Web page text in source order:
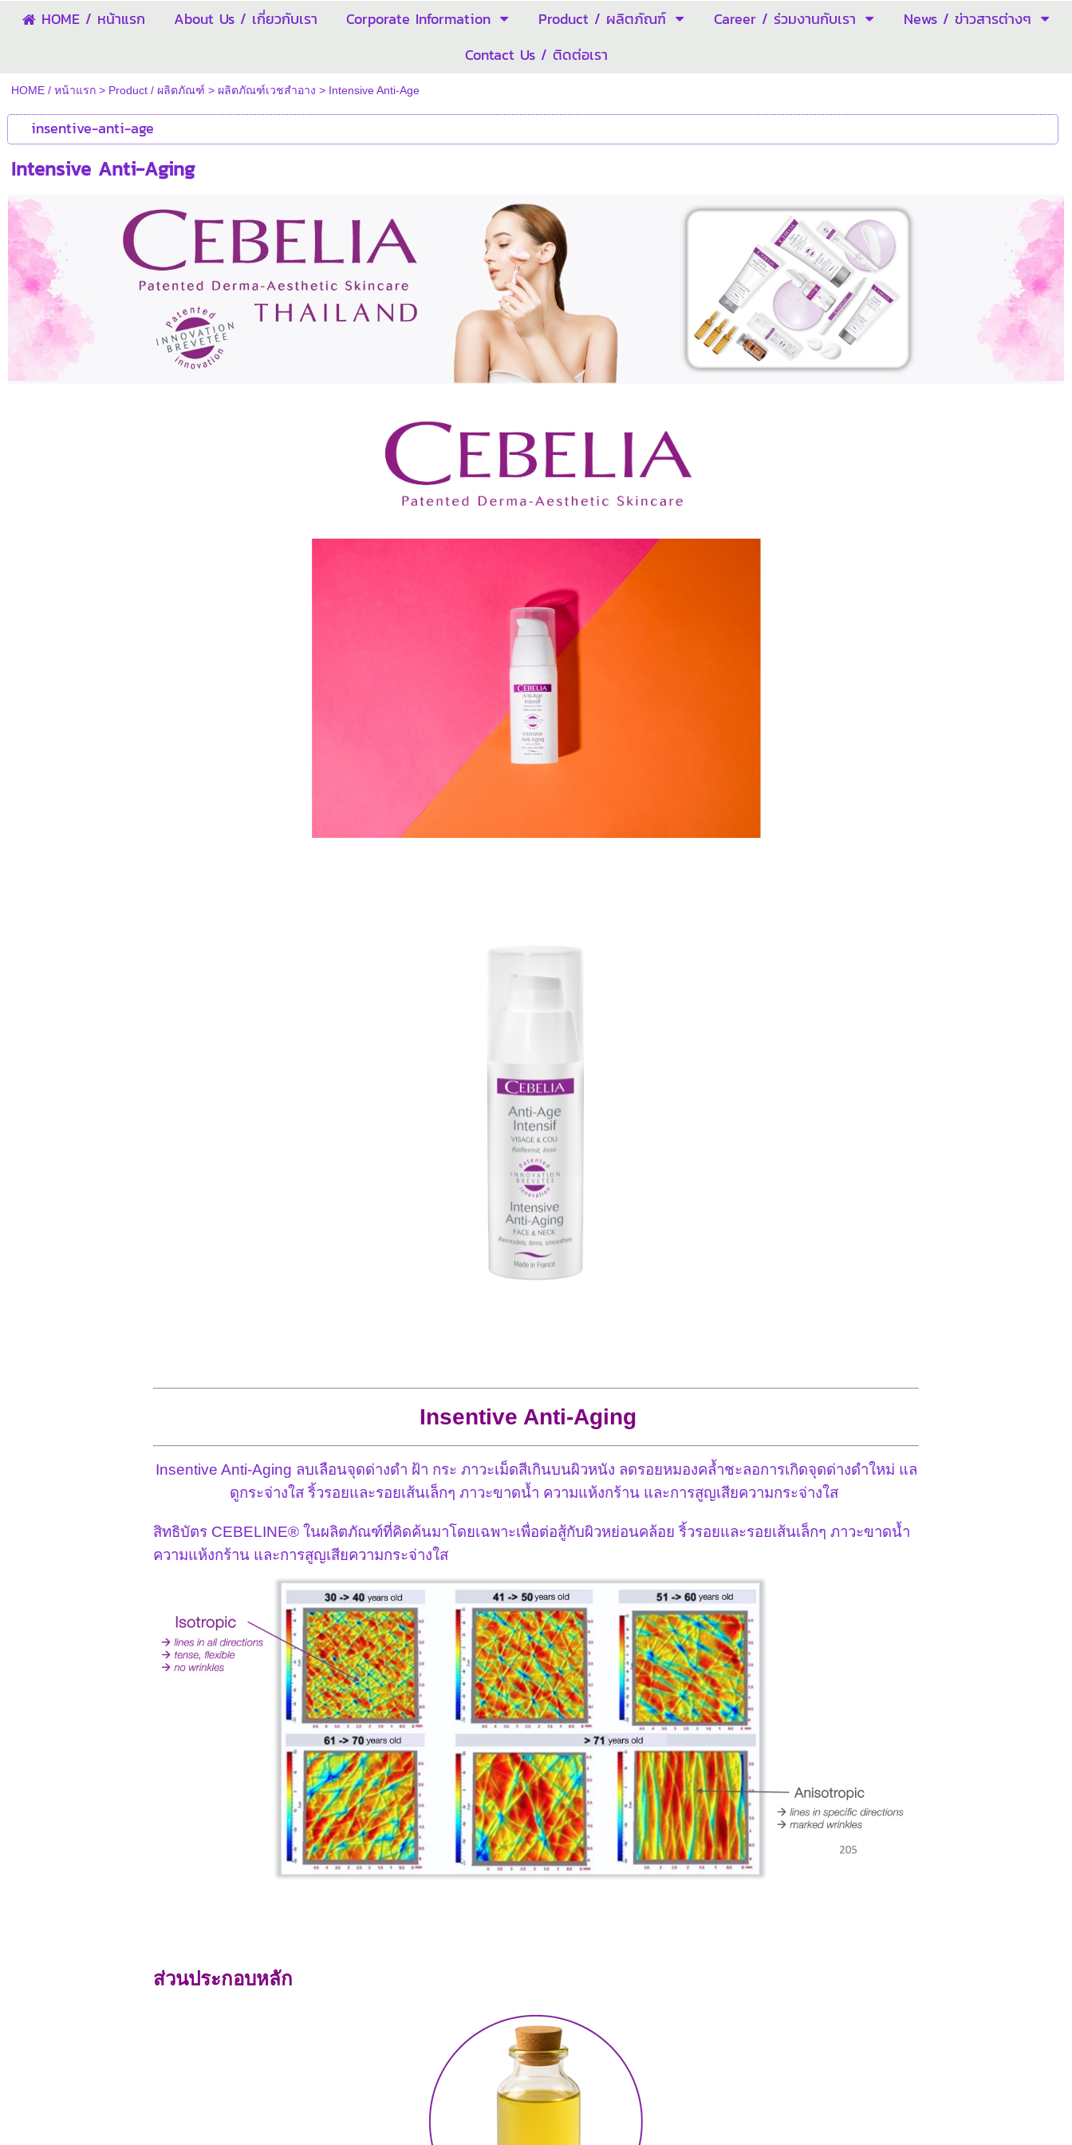
HOME / หน้าแรก About Us / เกี่ยวกับเรา Corporate Information Product / ผลิตภัณฑ์ Career / ร่วมงานกับเรา
News / ข่าวสารต่างๆ
Contact Us / ติดต่อเรา
HOME / หน้าแรก> Product / ผลิตภัณฑ์ > ผลิตภัณฑ์เวชสำอาง > Intensive Anti-Age
insentive-anti-age
Intensive Anti-Aging
Insentive Anti-Aging
Insentive Anti-Aging ลบเลือนจุดด่างดำ ฝ้า กระ ภาวะเม็ดสีเกินบนผิวหนัง ลดรอยหมองคล้ำชะลอการเกิดจุดด่างดำใหม่ แล
ดูกระจ่างใส ริ้วรอยและรอยเส้นเล็กๆ ภาวะขาดน้ำ ความแห้งกร้าน และการสูญเสียความกระจ่างใส
สิทธิบัตร CEBELINE® ในผลิตภัณฑ์ที่คิดค้นมาโดยเฉพาะเพื่อต่อสู้กับผิวหย่อนคล้อย ริ้วรอยและรอยเส้นเล็กๆ ภาวะขาดน้ำ
ความแห้งกร้าน และการสูญเสียความกระจ่างใส
ส่วนประกอบหลัก